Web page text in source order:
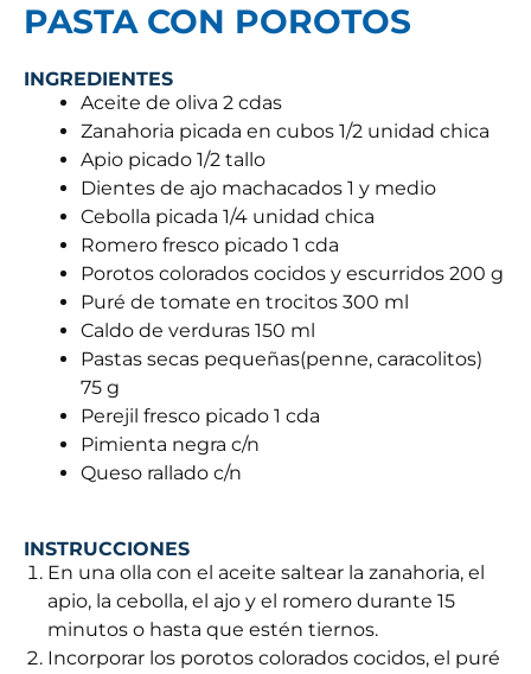
PASTA CON POROTOS
INGREDIENTES
Aceite de oliva 2 cdas
Zanahoria picada en cubos 1/2 unidad chica
Apio picado 1/2 tallo
Dientes de ajo machacados 1 y medio
Cebolla picada 1/4 unidad chica
Romero fresco picado 1 cda
Porotos colorados cocidos y escurridos 200 g
Puré de tomate en trocitos 300 ml
Caldo de verduras 150 ml
Pastas secas pequeñas(penne, caracolitos)
75 g
Perejil fresco picado 1 cda
Pimienta negra c/n
Queso rallado c/n
INSTRUCCIONES
En una olla con el aceite saltear la zanahoria, el
apio, la cebolla, el ajo y el romero durante 15
minutos o hasta que estén tiernos.
Incorporar los porotos colorados cocidos, el puré